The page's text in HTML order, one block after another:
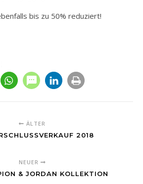
bis zu 50% reduziert!
ÄLTER
2018
NEUER
& JORDAN KOLLEKTION